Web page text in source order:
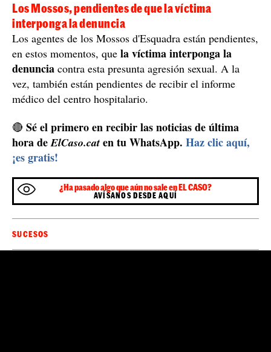
Los Mossos, pendientes de que la víctima
interponga la denuncia
Los agentes de los Mossos d'Esquadra están pendientes,
en estos momentos, que la víctima interponga la
denuncia contra esta presunta agresión sexual. A la
vez, también están pendientes de recibir el informe
médico del centro hospitalario.
🔴 Sé el primero en recibir las noticias de última
hora deElCaso.cat en tu WhatsApp. Haz clic aquí,
¡es gratis!
¿Ha pasado algo que aún no sale en EL CASO?
AVÍSANOS DESDE AQUÍ
SUCESOS